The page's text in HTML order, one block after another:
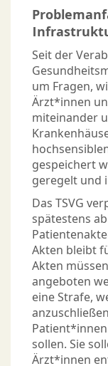
Seit der
um Fragen,
Ärzt*innen
miteinander
gespeichert
geregelt und
Das TSVG
spätestens
Akten bleibt
Akten
angeboten
eine Strafe,
sollen. Sie
Ärzt*innen